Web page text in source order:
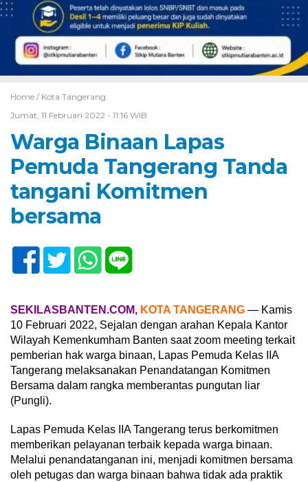
Home / Kota Tangerang
Jumat, 11 Februari 2022 - 11:16 WIB
Warga Binaan Lapas
Pemuda Tangerang Tanda
tangani Komitmen
bersama
SEKILASBANTEN.COM, KOTA TANGERANG — Kamis
10 Februari 2022, Sejalan dengan arahan Kepala Kantor
Wilayah Kemenkumham Banten saat zoom meeting terkait
pemberian hak warga binaan, Lapas Pemuda Kelas IIA
Tangerang melaksanakan Penandatangan Komitmen
Bersama dalam rangka memberantas pungutan liar
(Pungli).
Lapas Pemuda Kelas IIA Tangerang terus berkomitmen
memberikan pelayanan terbaik kepada warga binaan.
Melalui penandatanganan ini, menjadi komitmen bersama
oleh petugas dan warga binaan bahwa tidak ada praktik